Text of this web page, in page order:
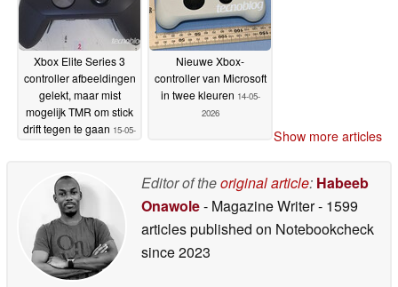
Xbox Elite Series 3
controller afbeeldingen
gelekt, maar mist
mogelijk TMR om stick
drift tegen te gaan 15-05-
Nieuwe Xbox-
controller van Microsoft
in twee kleuren 14-05-
2026
Show more articles
Editor of theoriginal article: Habeeb
Onawole- Magazine Writer- 1599
articles published on Notebookcheck
since 2023